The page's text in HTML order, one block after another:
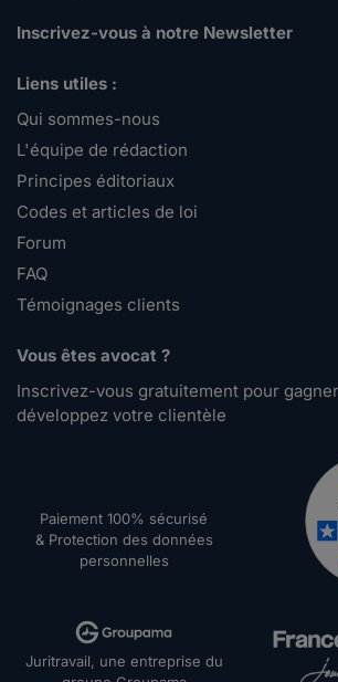
Inscrivez-vous à notre Newsletter
Liens utiles :
Qui sommes-nous
L'équipe de rédaction
Principes éditoriaux
Codes et articles de loi
Forum
FAQ
Témoignages clients
Vous êtes avocat ?
Inscrivez-vous gratuitement pour
développez votre clientèle
Paiement 100% sécurisé
& Protection des données
personnelles
Juritravail, une entreprise du